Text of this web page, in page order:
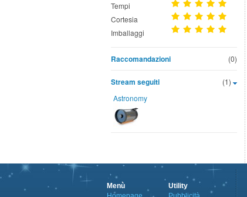
Tempi
Cortesia
Imballaggi
(0)
Raccomandazioni
(1)
Stream seguiti
Astronomy
Menù
Utility